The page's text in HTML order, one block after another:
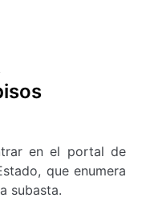
en el portal de
que enumera
subasta.